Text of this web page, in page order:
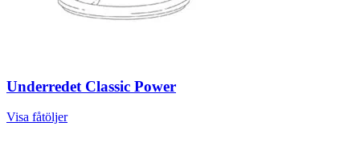
Underredet Classic Power
Visa fåtöljer